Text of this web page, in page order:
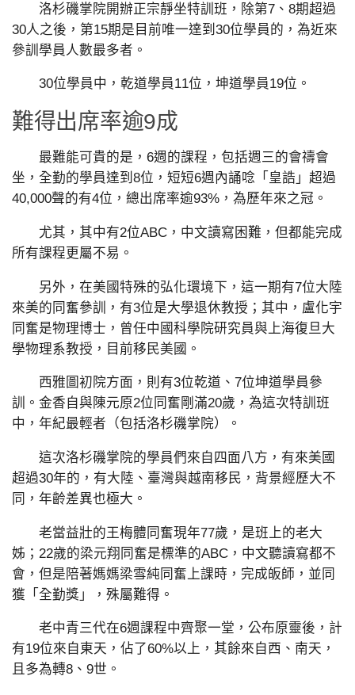
洛杉磯掌院開辦正宗靜坐特訓班，除第7、8期超過
30人之後，第15期是目前唯一達到30位學員的，為近來
參訓學員人數最多者。
30位學員中，乾道學員11位，坤道學員19位。
難得出席率逾9成
最難能可貴的是，6週的課程，包括週三的會禱會
坐，全勤的學員達到8位，短短6週內誦唸「皇誥」超過
40,000聲的有4位，總出席率逾93%，為歷年來之冠。
尤其，其中有2位ABC，中文讀寫困難，但都能完成
所有課程更屬不易。
另外，在美國特殊的弘化環境下，這一期有7位大陸
來美的同奮參訓，有3位是大學退休教授；其中，盧化宇
同奮是物理博士，曾任中國科學院研究員與上海復旦大
學物理系教授，目前移民美國。
西雅圖初院方面，則有3位乾道、7位坤道學員參
訓。金香自與陳元原2位同奮剛滿20歲，為這次特訓班
中，年紀最輕者（包括洛杉磯掌院）。
這次洛杉磯掌院的學員們來自四面八方，有來美國
超過30年的，有大陸、臺灣與越南移民，背景經歷大不
同，年齡差異也極大。
老當益壯的王梅體同奮現年77歲，是班上的老大
姊；22歲的梁元翔同奮是標準的ABC，中文聽讀寫都不
會，但是陪著媽媽梁雪純同奮上課時，完成皈師，並同
獲「全勤獎」，殊屬難得。
老中青三代在6週課程中齊聚一堂，公布原靈後，計
有19位來自東天，佔了60%以上，其餘來自西、南天，
且多為轉8、9世。